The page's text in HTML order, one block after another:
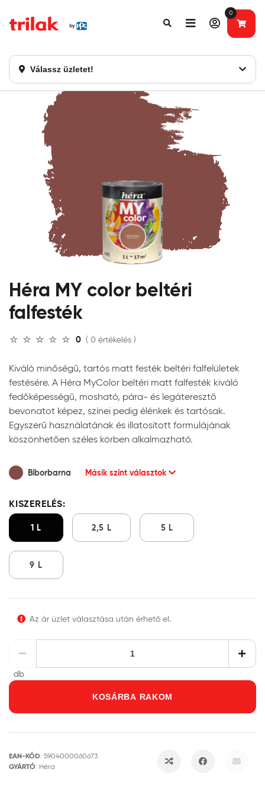
Válassz üzletet!
0
Fontos tájékoztatás!
Héra MY color beltéri
falfesték
0 ( 0 értékelés )
Kiváló minőségű, tartós matt festék beltéri falfelületek
festésére. A Héra MyColor beltéri matt falfesték kiváló
fedőképességű, mosható, pára- és legáteresztő
bevonatot képez, színei pedig élénkek és tartósak.
Egyszerű használatának és illatosított formulájának
köszönhetően széles körben alkalmazható.
Bíborbarna Másik színt választok
KISZERELÉS:
1 L 2,5 L 5 L
9 L
Az ár üzlet választása után érhető el.
db
KOSÁRBA RAKOM
EAN-KÓD: 5904000060673
GYÁRTÓ: Héra